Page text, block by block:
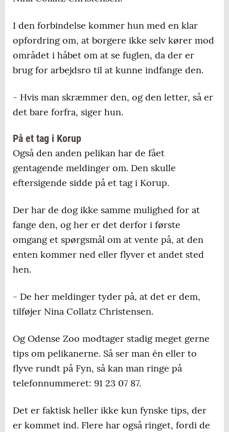
I den forbindelse kommer hun med en klar
opfordring om, at borgere ikke selv kører mod
området i håbet om at se fuglen, da der er
brug for arbejdsro til at kunne indfange den.
- Hvis man skræmmer den, og den letter, så er
det bare forfra, siger hun.
På et tag i Korup
Også den anden pelikan har de fået
gentagende meldinger om. Den skulle
eftersigende sidde på et tag i Korup.
Der har de dog ikke samme mulighed for at
fange den, og her er det derfor i første
omgang et spørgsmål om at vente på, at den
enten kommer ned eller flyver et andet sted
hen.
- De her meldinger tyder på, at det er dem,
tilføjer Nina Collatz Christensen.
Og Odense Zoo modtager stadig meget gerne
tips om pelikanerne. Så ser man én eller to
flyve rundt på Fyn, så kan man ringe på
telefonnummeret: 91 23 07 87.
Det er faktisk heller ikke kun fynske tips, der
er kommet ind. Flere har også ringet, fordi de